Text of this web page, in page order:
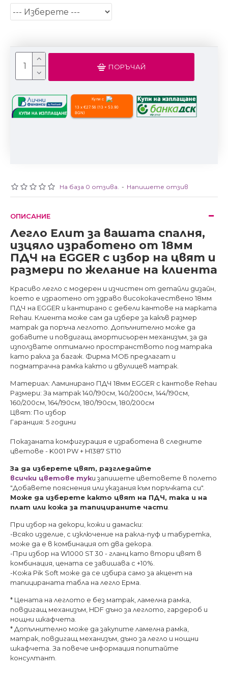
На база 0 отзива. - Напишете отзив
ПОРЪЧАЙ
Купи с
13 x €27.56 (13 x 53.90
BGN)
ОПИСАНИЕ
Легло Елит за вашата спалня,
изцяло изработено от 18мм
ПДЧ на EGGER с избор на цвят и
размери по желание на клиента
Красиво легло с модерен и изчистен от детайли дизайн,
което е израотено от здраво висококачествено 18мм
ПДЧ на EGGER и кантирано с дебели кантове на марката
Rehau. Клиента може сам да избере за какъв размер
матрак да поръча леглото. Допълнително може да
добавите и повдигащ амортисьорен механизъм, за да
използвате оптимално пространството под матрака
като ракла за багаж. Фирма МОБ предлагат и
подматрачна рамка както и двулицев матрак.
Материал: Ламинирано ПДЧ 18мм EGGER с кантове Rehau
Размери: За матрак 140/190см, 140/200см, 144/190см,
160/200см, 164/190см, 180/190см, 180/200см
Цвят: По избор
Гаранция: 5 години
Показаната комфигурация е изработена в следните
цветове - K001 PW + H1387 ST10
За да изберете цвят, разгледайте
всички цветове туки запишете цветовете в полето
"Добавете пояснения или указания към поръчката си".
Може да изберете както цвят на ПДЧ, така и на
плат или кожа за тапицираните части
При избор на декори, кожи и дамаски:
-Всяко изделие, с изключение на ракла-пуф и табуретка,
може да е в комбинация от два декора.
-При избор на W1000 ST 30 - гланц като втори цвят в
комбинация, цената се завишава с +10%.
-Кожа Pik Soft може да се избира само за акцент на
тапицираната табла на легло Ерма.
* Цената на леглото е без матрак, ламелна рамка,
повдигащ механизъм, HDF дъно за леглото, гардероб и
нощни шкафчета.
* Допълнително може да закупите ламелна рамка,
матрак, повдигащ механизъм, дъно за легло и нощни
шкафчета. За повече информация попитайте
консултант.